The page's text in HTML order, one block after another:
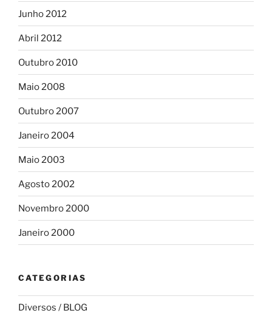
Junho 2012
Abril 2012
Outubro 2010
Maio 2008
Outubro 2007
Janeiro 2004
Maio 2003
Agosto 2002
Novembro 2000
Janeiro 2000
CATEGORIAS
Diversos / BLOG